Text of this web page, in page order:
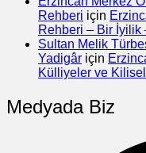
Rehberi için
Rehberi – Bir İyilik
Sultan Melik
Yadigâr için
Külliyeler ve
Medyada Biz